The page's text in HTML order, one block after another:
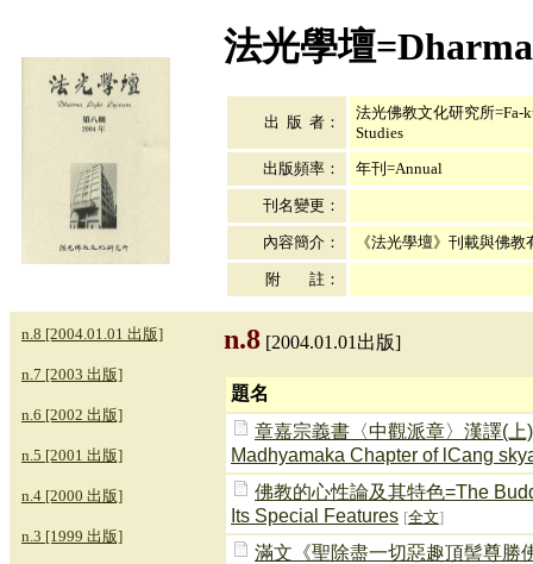
法光學壇
出 版 者：
法光佛教文化研究所=Fa-
Studies
出版頻率：
年刊=Annual
刊名變更：
內容簡介： 《法光學壇》刊載與佛
附 註：
n.8 [2004.01.01 出版]
n.7 [2003 出版]
n.6 [2002 出版]
n.5 [2001 出版]
n.4 [2000 出版]
n.3 [1999 出版]
n.8 [2004.01.01出版]
題名
章嘉宗義書〈中觀派章〉漢譯(
Madhyamaka Chapter of lCang
佛教的心性論及其特色=The
Its Special Features [全文]
滿文《聖除盡一切惡趣頂髻尊勝